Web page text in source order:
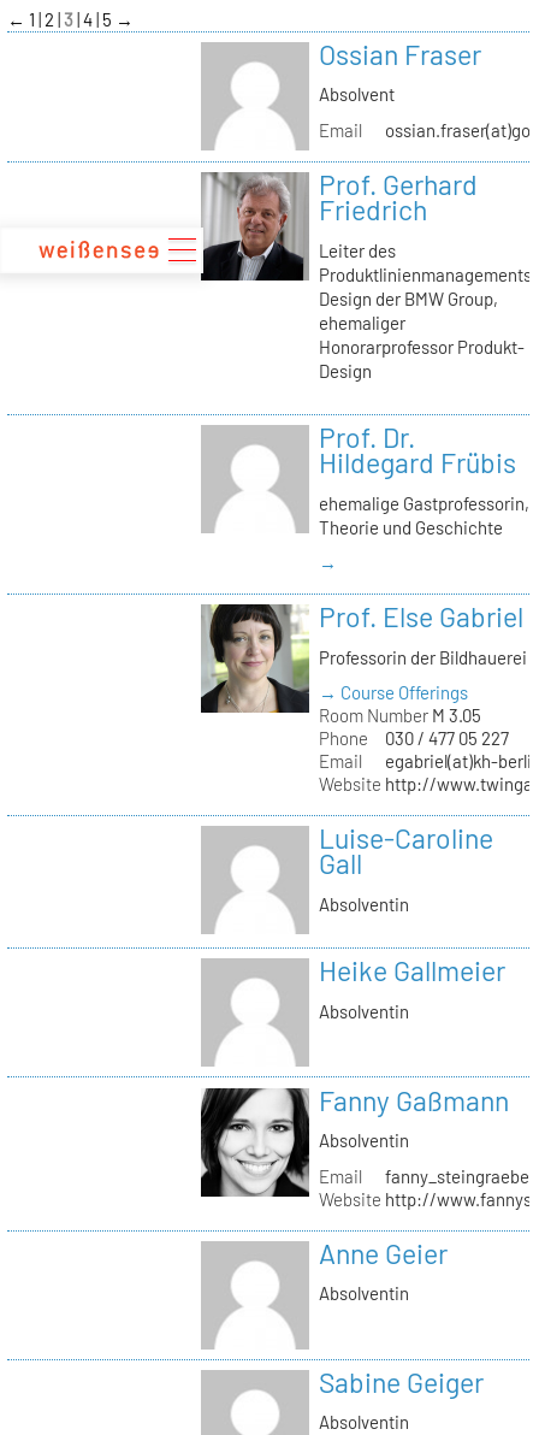
zum
Inhalt
← 1 2 3 4 5 →
Ossian Fraser
Absolvent
Email
Prof. Gerhard
Friedrich
Leiter des
Produktlinienmanagements
Design der BMW Group,
ehemaliger
Honorarprofessor Produkt-
Design
Prof. Dr.
Hildegard Frübis
ehemalige Gastprofessorin,
Theorie und Geschichte
→
Prof. Else Gabriel
Professorin der Bildhauerei
→ Course Offerings
Room NumberM 3.05
Phone
030 / 477 05 227
Email
egabriel(at)kh-
Website http://
Luise-Caroline
Gall
Absolventin
Heike Gallmeier
Absolventin
Fanny Gaßmann
Absolventin
Email
Website http://
Anne Geier
Absolventin
Sabine Geiger
Absolventin